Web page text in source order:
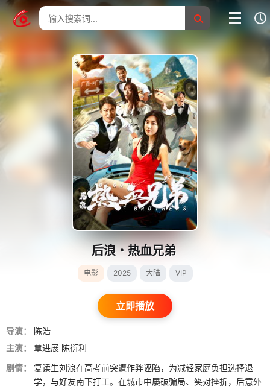
后浪・热血兄弟
电影 2025 大陆 VIP
立即播放
导演：
陈浩
主演：
覃进展 陈衍利
剧情：
复读生刘浪在高考前突遭作弊诬陷，为减轻家庭负担选择退
学，与好友南下打工。在城市中屡破骗局、笑对挫折，后意外